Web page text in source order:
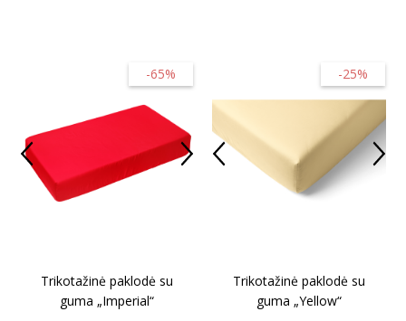
-65%
Trikotažinė paklodė su
guma „Imperial“
-25%
Trikotažinė paklodė su
guma „Yellow“